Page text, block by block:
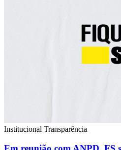
Institucional Transparência